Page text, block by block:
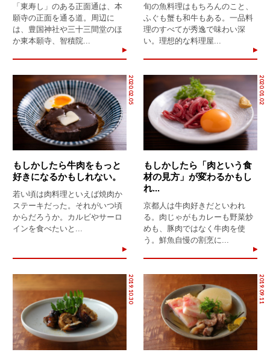
「東寿し」のある正面通は、本
願寺の正面を通る道。周辺に
は、豊国神社や三十三間堂のほ
か東本願寺、智積院...
旬の魚料理はもちろんのこと、
ふぐも蟹も和牛もある。一品料
理のすべてが秀逸で味わい深
い。理想的な料理屋...
2020.02.05
もしかしたら牛肉をもっと
好きになるかもしれない。
若い頃は肉料理といえば焼肉か
ステーキだった。それがいつ頃
からだろうか。カルビやサーロ
インを食べたいと...
2020.01.02
もしかしたら「肉という食
材の見方」が変わるかもし
れ...
京都人は牛肉好きだといわれ
る。肉じゃがもカレーも野菜炒
めも、豚肉ではなく牛肉を使
う。鮮魚自慢の割烹に...
2019.10.30 2019.09.11